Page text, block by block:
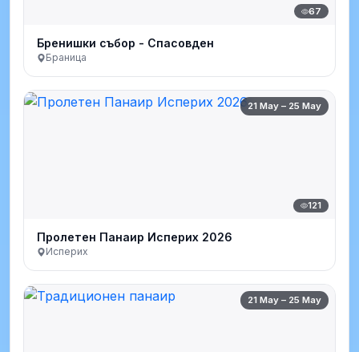
67
Бренишки събор - Спасовден
Браница
21 May – 25 May
121
Пролетен Панаир Исперих 2026
Исперих
21 May – 25 May